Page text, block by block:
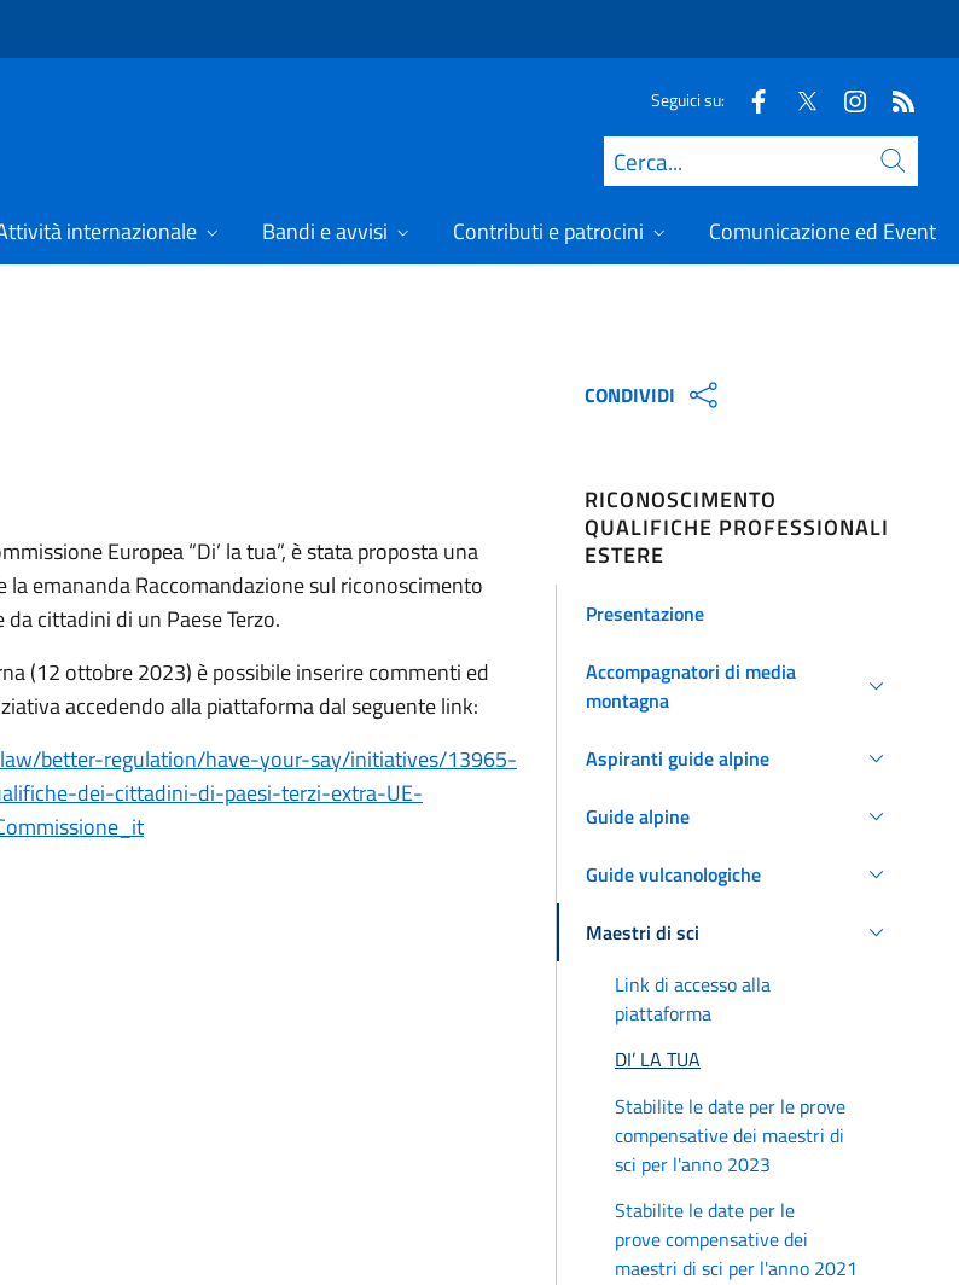
Seguici su:
Cerca
internazionale Bandi e avvisi Contributi e patrocini Comunicazione ed Eventi
Europea “Di’ la tua”, è stata proposta una
emananda Raccomandazione sul riconoscimento
cittadini di un Paese Terzo.
(12 ottobre 2023) è possibile inserire commenti ed
accedendo alla piattaforma dal seguente link:
better-regulation/have-your-say/initiatives/13965-
dei-cittadini-di-paesi-terzi-extra-UE-
CONDIVIDI
RICONOSCIMENTO
QUALIFICHE PROFESSIONALI
ESTERE
Presentazione
Accompagnatori di media
montagna
Aspiranti guide alpine
Guide alpine
Guide vulcanologiche
Maestri di sci
Link di accesso alla
piattaforma
DI’ LA TUA
Stabilite le date per le prove
compensative dei maestri di
sci per l'anno 2023
Stabilite le date per le
prove compensative dei
maestri di sci per l'anno 2021